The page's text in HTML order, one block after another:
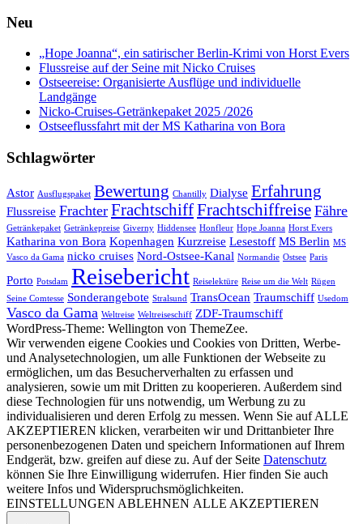
Neu
„Hope Joanna“, ein satirischer Berlin-Krimi von Horst Evers
Flussreise auf der Seine mit Nicko Cruises
Ostseereise: Organisierte Ausflüge und individuelle
Landgänge
Nicko-Cruises-Getränkepaket 2025 /2026
Ostseeflussfahrt mit der MS Katharina von Bora
Schlagwörter
Astor Ausflugspaket Bewertung Chantilly Dialyse Erfahrung
Flussreise Frachter FrachtschiffFrachtschiffreise Fähre
Getränkepaket Getränkepreise Giverny Hiddensee Honfleur Hope Joanna Horst Evers
Katharina von Bora Kopenhagen Kurzreise Lesestoff MS Berlin MS
Vasco da Gama nicko cruises Nord-Ostsee-Kanal Normandie Ostsee Paris
Porto Potsdam Reisebericht Reiselektüre Reise um die Welt Rügen
Seine Comtesse Sonderangebote Stralsund TransOcean Traumschiff Usedom
Vasco da Gama Weltreise Weltreiseschiff ZDF-Traumschiff
WordPress-Theme: Wellington von ThemeZee.
Wir verwenden eigene Cookies und Cookies von Dritten, Werbe-
und Analysetechnologien, um alle Funktionen der Webseite zu
ermöglichen, um das Besucherverhalten zu erfassen und
analysieren, sowie um mit Dritten zu kooperieren. Außerdem sind
diese Technologien für uns notwendig, um Werbung zu zu
individualisieren und deren Erfolg zu messen. Wenn Sie auf ALLE
AKZEPTIEREN klicken, verarbeiten wir und Drittanbieter Ihre
personenbezogenen Daten und speichern Informationen auf Ihrem
Endgerät, bzw. greifen auf diese zu. Auf der Seite Datenschutz
können Sie Ihre Einwilligung widerrufen. Hier finden Sie auch
weitere Infos und Widerspruchsmöglichkeiten.
EINSTELLUNGEN ABLEHNEN ALLE AKZEPTIEREN